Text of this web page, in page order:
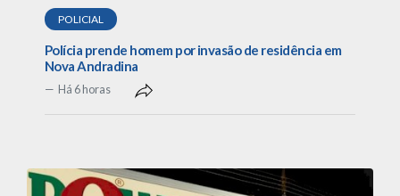
POLICIAL
Polícia prende homem por invasão de residência em
Nova Andradina
Há 6 horas